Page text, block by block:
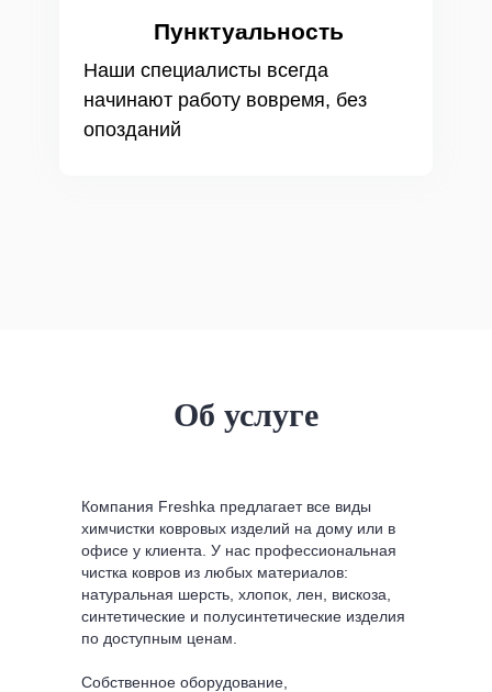
Наши специалисты всегда
начинают работу вовремя, без
опозданий
Пунктуальность
Об услуге
Компания Freshka предлагает все виды
химчистки ковровых изделий на дому или в
офисе у клиента. У нас профессиональная
чистка ковров из любых материалов:
натуральная шерсть, хлопок, лен, вискоза,
синтетические и полусинтетические изделия
по доступным ценам.
Собственное оборудование,